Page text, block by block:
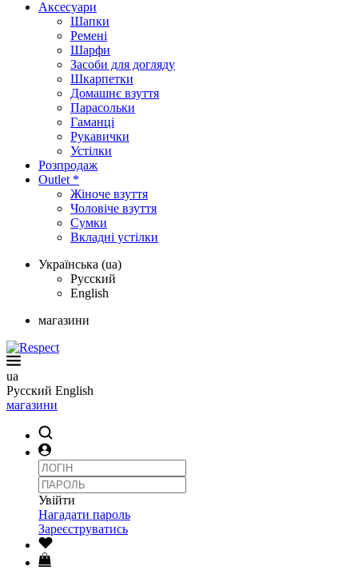
Аксеcуари
Шапки
Ремені
Шарфи
Засоби для догляду
Шкарпетки
Домашнє взуття
Парасольки
Гаманці
Рукавички
Устілки
Розпродаж
Outlet *
Жіноче взуття
Чоловіче взуття
Сумки
Вкладні устілки
Українська (ua)
Русский
English
магазини
ua
Русский English
магазини
Увійти
Нагадати пароль
Зареєструватись